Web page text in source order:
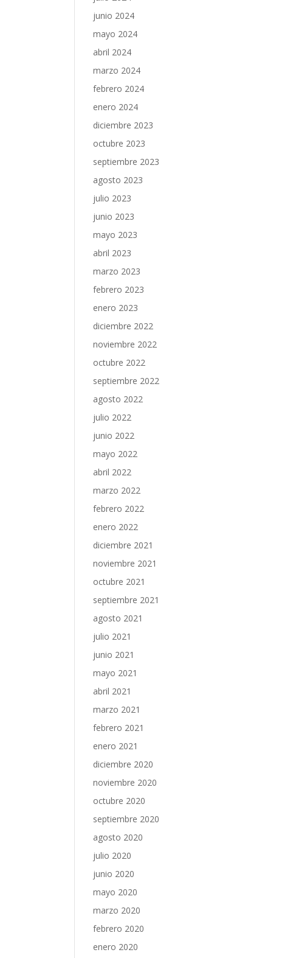
junio 2024
mayo 2024
abril 2024
marzo 2024
febrero 2024
enero 2024
diciembre 2023
octubre 2023
septiembre 2023
agosto 2023
julio 2023
junio 2023
mayo 2023
abril 2023
marzo 2023
febrero 2023
enero 2023
diciembre 2022
noviembre 2022
octubre 2022
septiembre 2022
agosto 2022
julio 2022
junio 2022
mayo 2022
abril 2022
marzo 2022
febrero 2022
enero 2022
diciembre 2021
noviembre 2021
octubre 2021
septiembre 2021
agosto 2021
julio 2021
junio 2021
mayo 2021
abril 2021
marzo 2021
febrero 2021
enero 2021
diciembre 2020
noviembre 2020
octubre 2020
septiembre 2020
agosto 2020
julio 2020
junio 2020
mayo 2020
marzo 2020
febrero 2020
enero 2020